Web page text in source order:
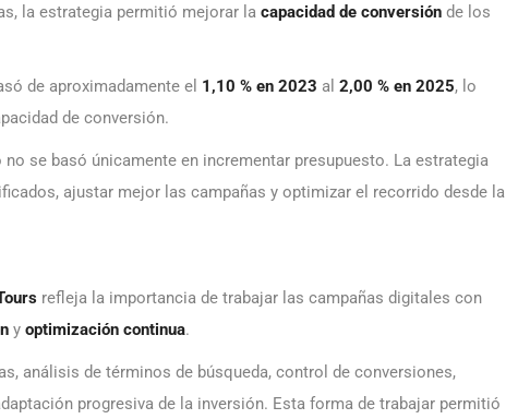
la estrategia permitió mejorar la capacidad de conversión de los
de aproximadamente el 1,10 % en 2023 al 2,00 % en 2025, lo
de conversión.
se basó únicamente en incrementar presupuesto. La estrategia
ajustar mejor las campañas y optimizar el recorrido desde la
refleja la importancia de trabajar las campañas digitales con
y optimización continua.
análisis de términos de búsqueda, control de conversiones,
progresiva de la inversión. Esta forma de trabajar permitió